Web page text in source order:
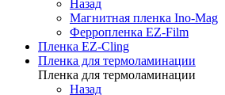
Назад
Магнитная пленка Ino-Mag
Ферропленка EZ-Film
Пленка EZ-Cling
Пленка для термоламинации
Пленка для термоламинации
Назад